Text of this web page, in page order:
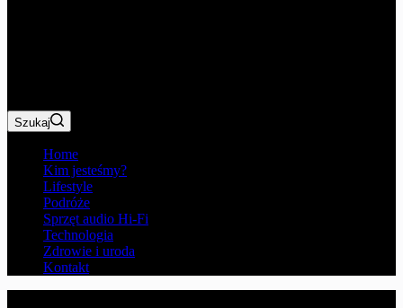
Szukaj
Home
Kim jesteśmy?
Lifestyle
Podróże
Sprzęt audio Hi-Fi
Technologia
Zdrowie i uroda
Kontakt